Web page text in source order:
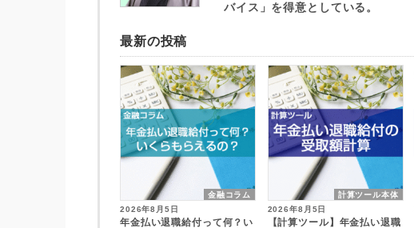
バイス」を得意としている。
最新の投稿
金融コラム
2026年8月5日
年金払い退職給付って何？い
計算ツール本体
2026年8月5日
【計算ツール】年金払い退職